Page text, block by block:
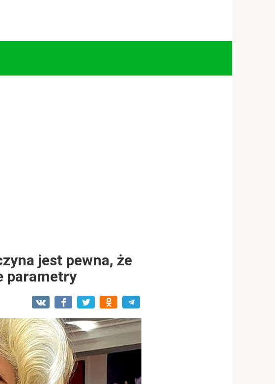
jest pewna, że
parametry